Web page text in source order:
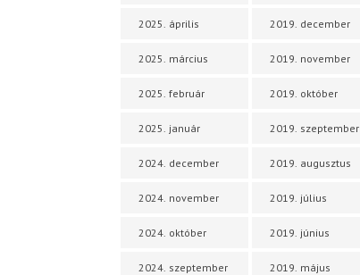
2025. április
2025. március
2025. február
2025. január
2024. december
2024. november
2024. október
2024. szeptember
2019. december
2019. november
2019. október
2019. szeptember
2019. augusztus
2019. július
2019. június
2019. május